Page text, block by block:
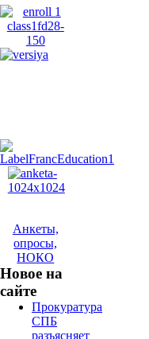
Анкеты,
опросы,
НОКО
Новое на
сайте
Прокуратура
СПБ
разъясняет